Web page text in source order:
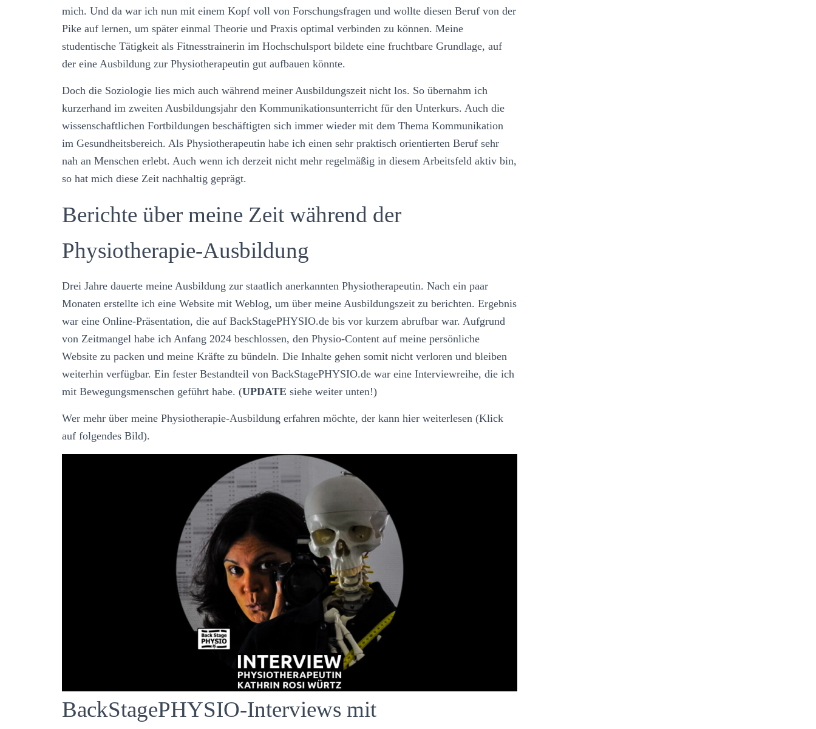
mich. Und da war ich nun mit einem Kopf voll von Forschungsfragen und wollte diesen Beruf von der
Pike auf lernen, um später einmal Theorie und Praxis optimal verbinden zu können. Meine
studentische Tätigkeit als Fitnesstrainerin im Hochschulsport bildete eine fruchtbare Grundlage, auf
der eine Ausbildung zur Physiotherapeutin gut aufbauen könnte.
Doch die Soziologie lies mich auch während meiner Ausbildungszeit nicht los. So übernahm ich
kurzerhand im zweiten Ausbildungsjahr den Kommunikationsunterricht für den Unterkurs. Auch die
wissenschaftlichen Fortbildungen beschäftigten sich immer wieder mit dem Thema Kommunikation
im Gesundheitsbereich. Als Physiotherapeutin habe ich einen sehr praktisch orientierten Beruf sehr
nah an Menschen erlebt. Auch wenn ich derzeit nicht mehr regelmäßig in diesem Arbeitsfeld aktiv bin,
so hat mich diese Zeit nachhaltig geprägt.
Berichte über meine Zeit während der
Physiotherapie-Ausbildung
Drei Jahre dauerte meine Ausbildung zur staatlich anerkannten Physiotherapeutin. Nach ein paar
Monaten erstellte ich eine Website mit Weblog, um über meine Ausbildungszeit zu berichten. Ergebnis
war eine Online-Präsentation, die auf BackStagePHYSIO.de bis vor kurzem abrufbar war. Aufgrund
von Zeitmangel habe ich Anfang 2024 beschlossen, den Physio-Content auf meine persönliche
Website zu packen und meine Kräfte zu bündeln. Die Inhalte gehen somit nicht verloren und bleiben
weiterhin verfügbar. Ein fester Bestandteil von BackStagePHYSIO.de war eine Interviewreihe, die ich
mit Bewegungsmenschen geführt habe. (UPDATE siehe weiter unten!)
Wer mehr über meine Physiotherapie-Ausbildung erfahren möchte, der kann hier weiterlesen (Klick
auf folgendes Bild).
BackStagePHYSIO-Interviews mit